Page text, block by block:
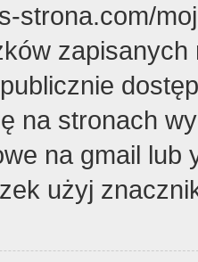
strona.com/
na stronach
na gmail lub
użyj